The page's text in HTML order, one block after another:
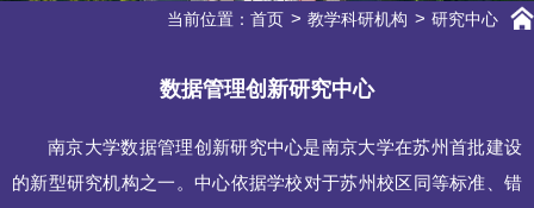
当前位置： 首页 教学科研机构 研究中心
数据管理创新研究中心
南京大学数据管理创新研究中心是南京大学在苏州首批建设
的新型研究机构之一。中心依据学校对于苏州校区同等标准、错